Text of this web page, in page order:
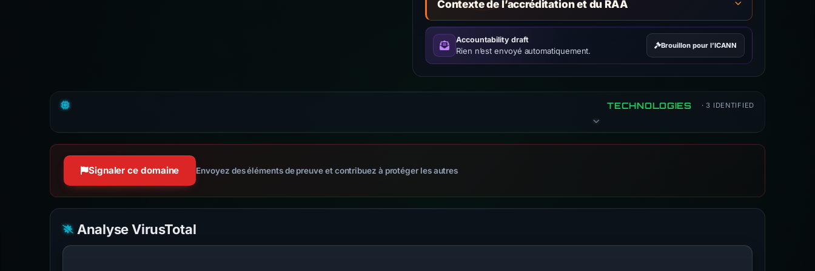
Contexte de l’accréditation et du RAA
Accountability draft
Rien n’est envoyé automatiquement.
Brouillon pour l’ICANN
TECHNOLOGIES · 3 IDENTIFIED
Signaler ce domaine Envoyez des éléments de preuve et contribuez à protéger les autres
Analyse VirusTotal